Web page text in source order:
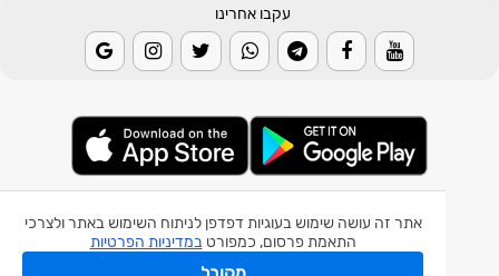
אתר זה עושה שימוש בעוגיות דפדפן לניתוח השימוש באתר ולצרכי
התאמת פרסום, כמפורטבמדיניות הפרטיות
עקבו אחרינו
אפליקצית מזג אוויר